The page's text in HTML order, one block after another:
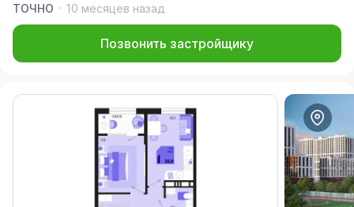
ТОЧНО
10 месяцев назад
Позвонить застройщику